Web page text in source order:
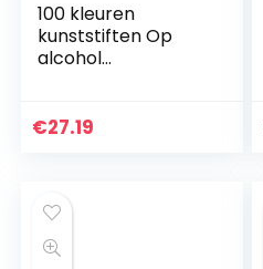
100 kleuren
kunststiften Op
alcohol
tips Op alcohol
€27.19